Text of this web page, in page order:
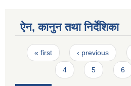
ऐन, कानुन तथा निर्देशिका
Pages
« first ‹ previous
4 5 6